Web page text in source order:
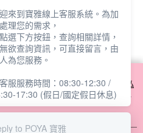
排行
使用 cookie 方式之詳情，及若您不希
的 cookie 設定，請參閱本網站「
隱私
網站即表示您同意本公司得按本網站使
來到寶雅線上客服系統。為加
理您的需求，
選下方按鈕，查詢相關詳情，
欲查詢資訊，可直接留言，由
為您服務。
服服務時間：08:30-12:30 /
17:30 (假日/國定假日休息)
to POYA 寶雅